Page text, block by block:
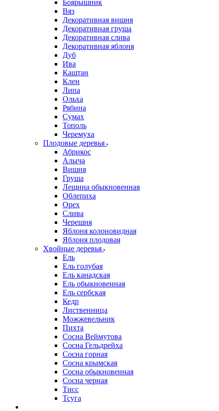
Боярышник
Вяз
Декоративная вишня
Декоративная груша
Декоративная слива
Декоративная яблоня
Дуб
Ива
Каштан
Клен
Липа
Ольха
Рябина
Сумах
Тополь
Черемуха
Плодовые деревья
Абрикос
Алыча
Вишня
Груша
Лещина обыкновенная
Облепиха
Орех
Слива
Черешня
Яблоня колоновидная
Яблоня плодовая
Хвойные деревья
Ель
Ель голубая
Ель канадская
Ель обыкновенная
Ель сербская
Кедр
Лиственница
Можжевельник
Пихта
Сосна Веймутова
Сосна Гельдрейха
Сосна горная
Сосна крымская
Сосна обыкновенная
Сосна черная
Тисс
Тсуга